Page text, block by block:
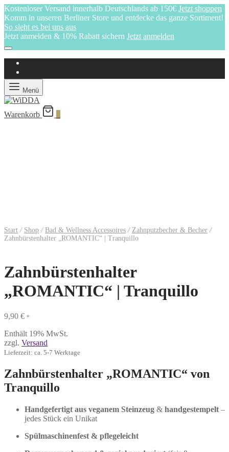
Kostenloser Versand innerhalb Deutschlands ab 150€ Jetzt shoppen
Komm in unseren Berliner Store und entdecke das ganze Sortiment!
So sieht es bei uns aus
Jetzt anmelden & 10% Rabatt sichern Jetzt anmelden
Menü
Warenkorb
Start / Shop / Bad & Wellness Accessoires / Zahnputzbecher & Becher /
Zahnbürstenhalter „ROMANTIC“ | Tranquillo
Zahnbürstenhalter
„ROMANTIC“ | Tranquillo
9,90 € *
Enthält 19% MwSt.
zzgl. Versand
Lieferzeit: ca. 5-7 Werktage
Zahnbürstenhalter „ROMANTIC“ von
Tranquillo
Handgefertigt aus veganem Steinzeug & handgestempelt –
jedes Stück ein Unikat
Spülmaschinenfest & pflegeleicht